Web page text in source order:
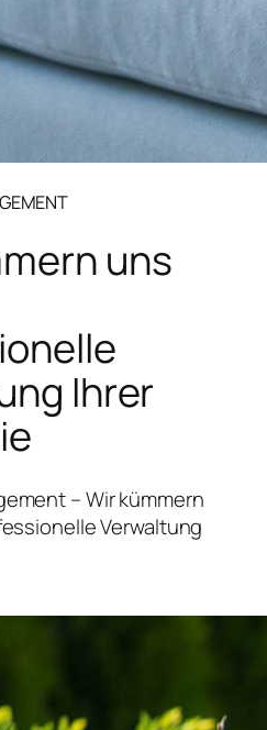
uns
Ihrer
– Wir kümmern
Verwaltung